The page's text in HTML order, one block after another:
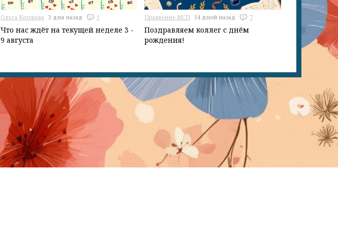
Ольга Которова 3 дня назад 1
Что нас ждёт на текущей неделе 3 -
9 августа
Правление МСП 14 дней назад 7
Поздравляем коллег с днём
рождения!